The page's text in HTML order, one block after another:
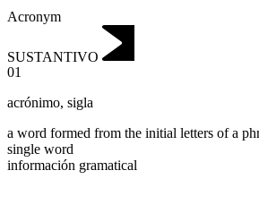
Acronym
SUSTANTIVO
01
acrónimo, sigla
a word formed from the initial letters of a
single word
información gramatical